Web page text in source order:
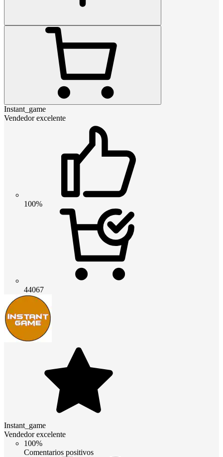
Instant_game
Vendedor excelente
100%
44067
Instant_game
Vendedor excelente
100%
Comentarios positivos